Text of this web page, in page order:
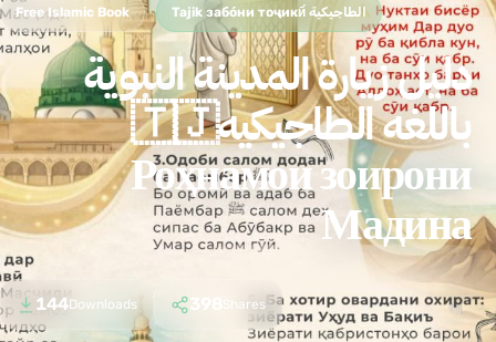
Free Islamic Book Tajik забо́ни тоҷикӣ́ الطاجيكية
دليل زيارة المدينة النبوية
باللغه الطاجيكيه🇹🇯
Роҳнамои зоирони
Мадина
144Downloads 398 Shares